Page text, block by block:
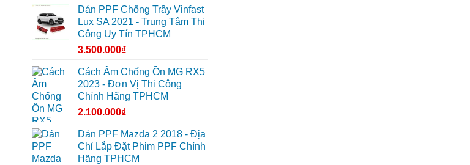
Dán PPF Chống Trầy Vinfast
Lux SA 2021 - Trung Tâm Thi
Công Uy Tín TPHCM
3.500.000₫
Cách Âm Chống Ồn MG RX5
2023 - Đơn Vị Thi Công
Chính Hãng TPHCM
2.100.000₫
Dán PPF Mazda 2 2018 - Địa
Chỉ Lắp Đặt Phim PPF Chính
Hãng TPHCM